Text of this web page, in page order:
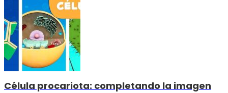
Célula procariota: completando la imagen